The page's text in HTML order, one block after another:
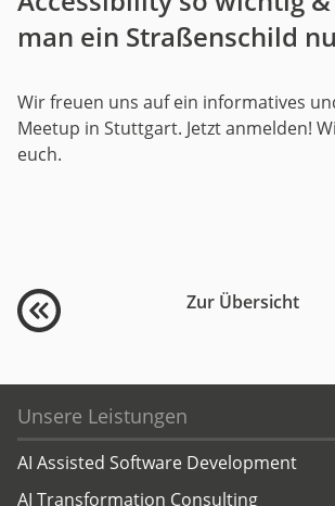
man ein Straßenschild
Wir freuen uns auf ein informatives
Meetup in Stuttgart. Jetzt anmelden!
euch.
Zur Übersicht
Unsere Leistungen
AI Assisted Software Development
AI Transformation Consulting